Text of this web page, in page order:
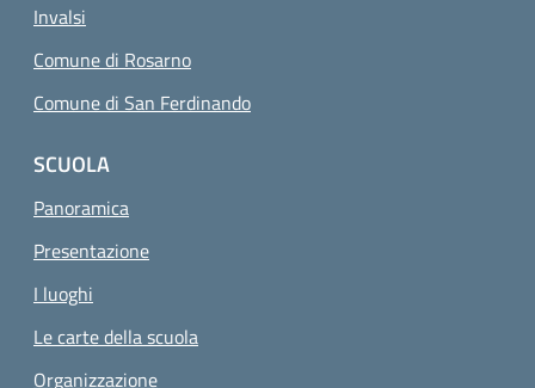
Invalsi
Comune di Rosarno
Comune di San Ferdinando
SCUOLA
Panoramica
Presentazione
I luoghi
Le carte della scuola
Organizzazione